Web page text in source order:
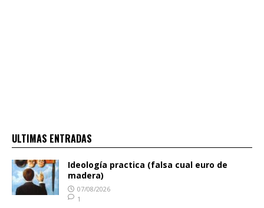
ULTIMAS ENTRADAS
Ideología practica (falsa cual euro de
madera)
07/08/2026
1